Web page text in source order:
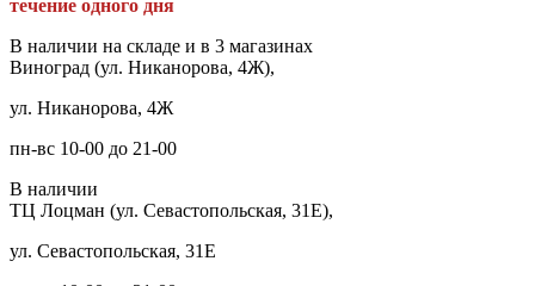
течение одного дня
В наличии на складе и в 3 магазинах
Виноград (ул. Никанорова, 4Ж),
ул. Никанорова, 4Ж
пн-вс 10-00 до 21-00
В наличии
ТЦ Лоцман (ул. Севастопольская, 31Е),
ул. Севастопольская, 31Е